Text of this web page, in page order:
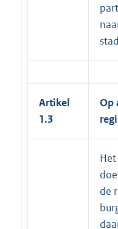
Artikel
1.3
Op
de